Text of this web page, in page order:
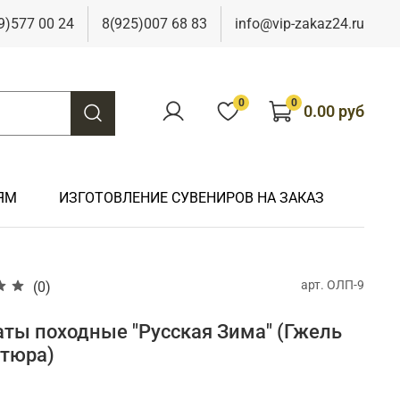
00 24 8(925)007 68 83 info@vip-zakaz24.ru
0 0 0.00 руб
на свадьбу
финансисту
чиновнику/госслужащему
шахтеру
к 9 мая
охотнику
ИЗГОТОВЛЕНИЕ СУВЕНИРОВ НА ЗАКАЗ
(0) арт. ОЛП-9
походные "Русская Зима" (Гжель